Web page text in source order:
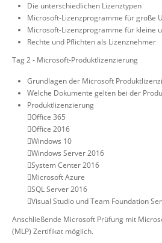
Die unterschiedlichen Lizenztypen
Microsoft-Lizenzprogramme für große
Microsoft-Lizenzprogramme für kleine
Rechte und Pflichten als Lizenznehmer
Tag 2 - Microsoft-Produktlizenzierung
Grundlagen der Microsoft
Welche Dokumente gelten bei der
Produktlizenzierung
Office 365
Office 2016
Windows 10
Windows Server 2016
System Center 2016
Microsoft Azure
SQL Server 2016
Visual Studio und Team Foundation
Anschließende Microsoft Prüfung mit
(MLP) Zertifikat möglich.